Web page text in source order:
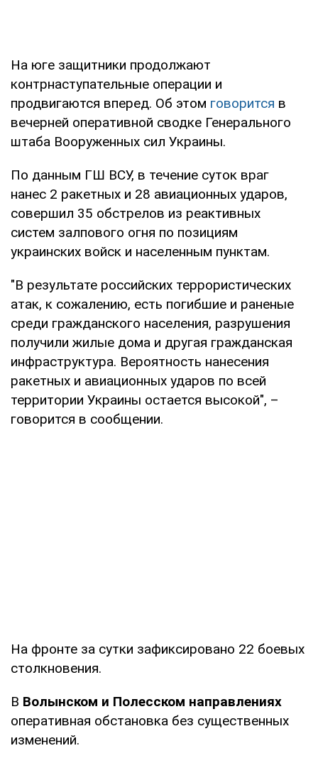
На юге защитники продолжают
контрнаступательные операции и
продвигаются вперед. Об этом говорится в
вечерней оперативной сводке Генерального
штаба Вооруженных сил Украины.
По данным ГШ ВСУ, в течение суток враг
нанес 2 ракетных и 28 авиационных ударов,
совершил 35 обстрелов из реактивных
систем залпового огня по позициям
украинских войск и населенным пунктам.
"В результате российских террористических
атак, к сожалению, есть погибшие и раненые
среди гражданского населения, разрушения
получили жилые дома и другая гражданская
инфраструктура. Вероятность нанесения
ракетных и авиационных ударов по всей
территории Украины остается высокой", –
говорится в сообщении.
На фронте за сутки зафиксировано 22 боевых
столкновения.
В Волынском и Полесском направлениях
оперативная обстановка без существенных
изменений.